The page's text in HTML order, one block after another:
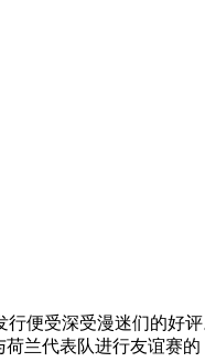
便受深受漫迷们的好
代表队进行友谊赛